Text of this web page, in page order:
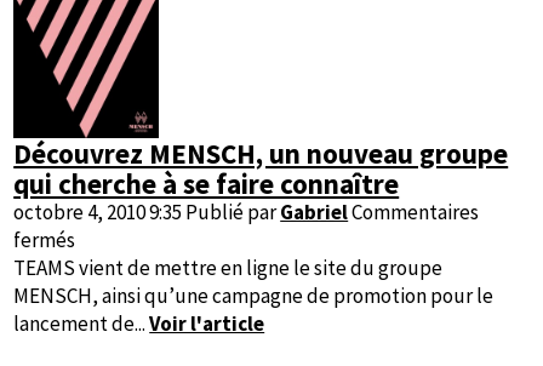
Découvrez MENSCH, un nouveau groupe
qui cherche à se faire connaître
octobre 4, 2010 9:35 Publié parGabrielCommentaires
fermés
Découvrez
MENSCH,
un
TEAMS vient de mettre en ligne le site du groupe
MENSCH, ainsi qu’une campagne de promotion pour le
lancement de...Voir l'article